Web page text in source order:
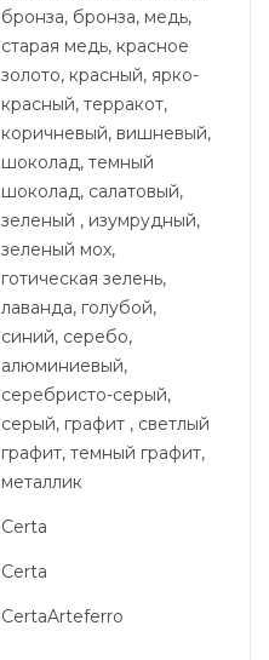
бронза, бронза, медь,
старая медь, красное
золото, красный, ярко-
красный, терракот,
коричневый, вишневый,
шоколад, темный
шоколад, салатовый,
зеленый , изумрудный,
зеленый мох,
готическая зелень,
лаванда, голубой,
синий, серебо,
алюминиевый,
серебристо-серый,
серый, графит , светлый
графит, темный графит,
металлик
Certa
Certa
CertaArteferro